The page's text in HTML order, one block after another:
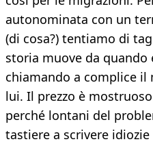
autonominata con un
(di cosa?) tentiamo di
storia muove da quando
chiamando a complice il
lui. Il prezzo è
perché lontani del
tastiere a scrivere